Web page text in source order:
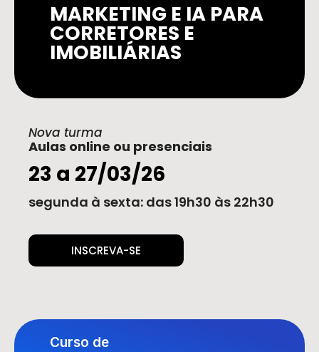
MARKETING E IA PARA
CORRETORES E
IMOBILIÁRIAS
Nova turma
Aulas online ou presenciais
23 a 27/03/26
segunda à sexta: das 19h30 às 22h30
INSCREVA-SE
Curso de